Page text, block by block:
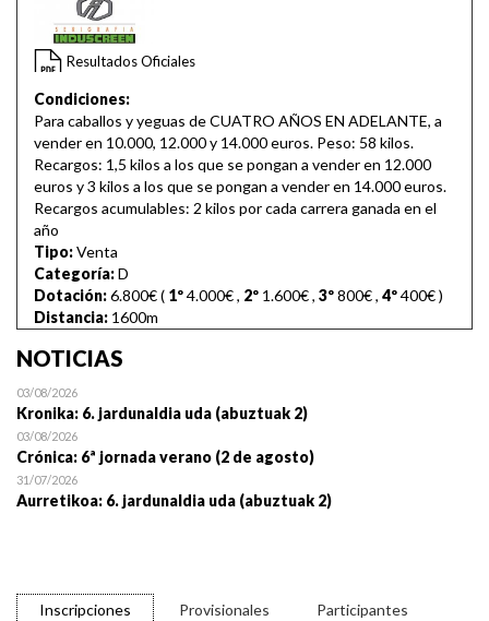
Resultados Oficiales
Condiciones:
Para caballos y yeguas de CUATRO AÑOS EN ADELANTE, a
vender en 10.000, 12.000 y 14.000 euros. Peso: 58 kilos.
Recargos: 1,5 kilos a los que se pongan a vender en 12.000
euros y 3 kilos a los que se pongan a vender en 14.000 euros.
Recargos acumulables: 2 kilos por cada carrera ganada en el
año
Tipo:Venta
Categoría:D
Dotación:6.800€ ( 1º4.000€, 2º 1.600€, 3º800€, 4º400€)
Distancia: 1600m
NOTICIAS
03/08/2026
Kronika: 6. jardunaldia uda (abuztuak 2)
03/08/2026
Crónica: 6ª jornada verano (2 de agosto)
31/07/2026
Aurretikoa: 6. jardunaldia uda (abuztuak 2)
Inscripciones Provisionales
Participantes